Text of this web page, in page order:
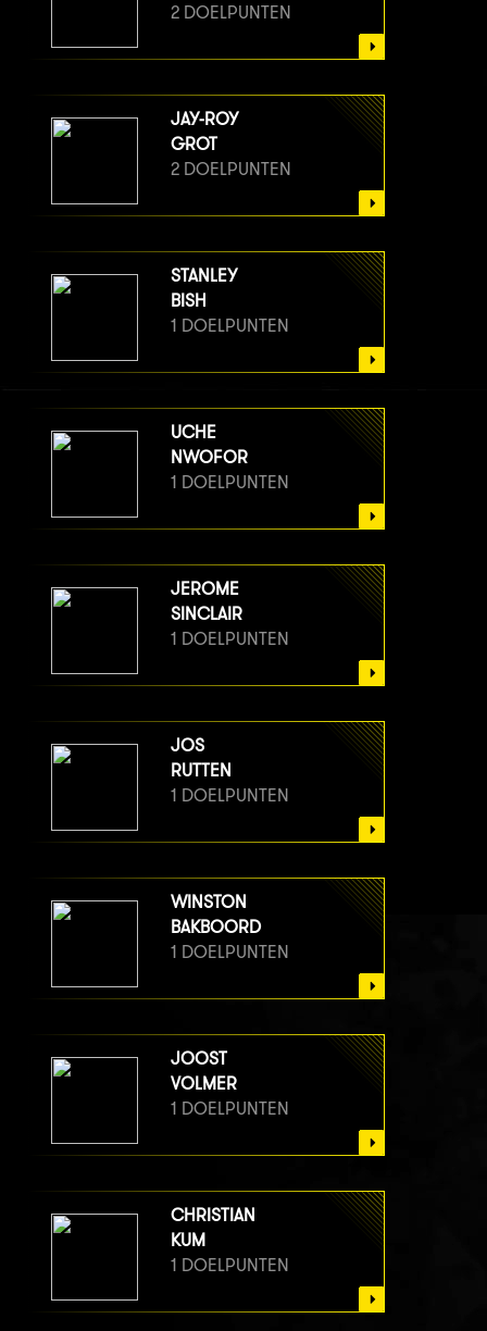
2 DOELPUNTEN
JAY-ROY
GROT
2 DOELPUNTEN
STANLEY
BISH
1 DOELPUNTEN
UCHE
NWOFOR
1 DOELPUNTEN
JEROME
SINCLAIR
1 DOELPUNTEN
JOS
RUTTEN
1 DOELPUNTEN
WINSTON
BAKBOORD
1 DOELPUNTEN
JOOST
VOLMER
1 DOELPUNTEN
CHRISTIAN
KUM
1 DOELPUNTEN